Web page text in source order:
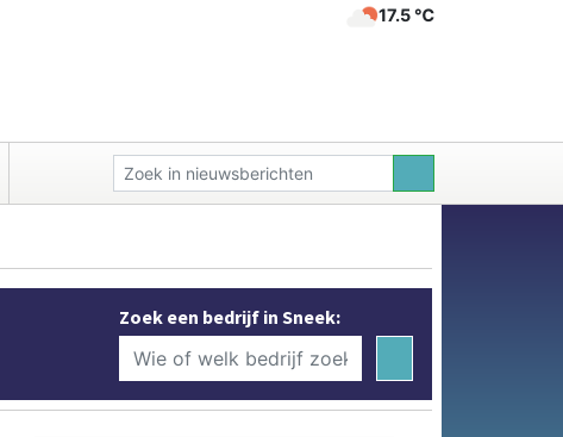
17.5 ℃
Zoek een bedrijf in Sneek: